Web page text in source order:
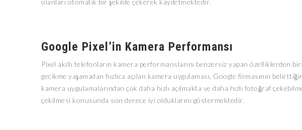
olanları otomatik bir şekilde çekerek kaydetmektedir.
Google Pixel’in Kamera Performansı
Pixel akıllı telefonların kamera performanslarını benzersiz yapan özelliklerden
gecikme yaşamadan hızlıca açılan kamera uygulaması, Google firmasının
kamera uygulamalarından çok daha hızlı açılmakta ve daha hızlı fotoğraf
çekilmesi konusunda son derece iyi olduklarını göstermektedir.